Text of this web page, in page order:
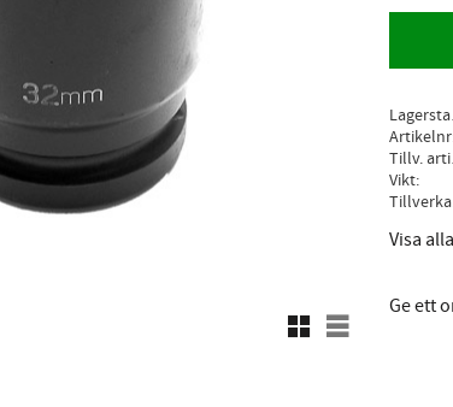
Rutnätsvy
Listvy
Artikelnr
Vikt
Visa
Ge ett